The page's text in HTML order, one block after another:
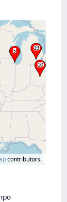
contributors.